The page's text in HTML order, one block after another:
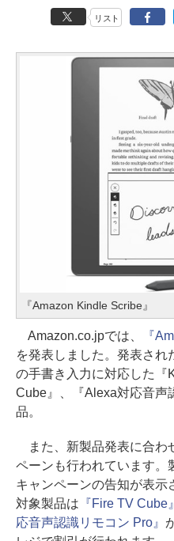
リスト
『Amazon Kindle Scribe』
Amazon.co.jpでは、 『
を発表しました。発表さ
の手書き入力に対応した
Cube』、『Alexa対応音声
品。
また、新製品発表に合わ
ペーンも行われています。
キャンペーンの告知が表示
対象製品は 『Fire TV Cube』
応音声認識リモコン Pro』